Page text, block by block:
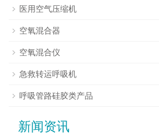
医用空气压缩机
空氧混合器
空氧混合仪
急救转运呼吸机
呼吸管路硅胶类产品
新闻资讯